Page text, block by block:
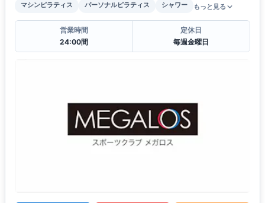
マシンピラティス
パーソナルピラティス シャワー もっと見る
営業時間
24:00間
定休日
毎週金曜日